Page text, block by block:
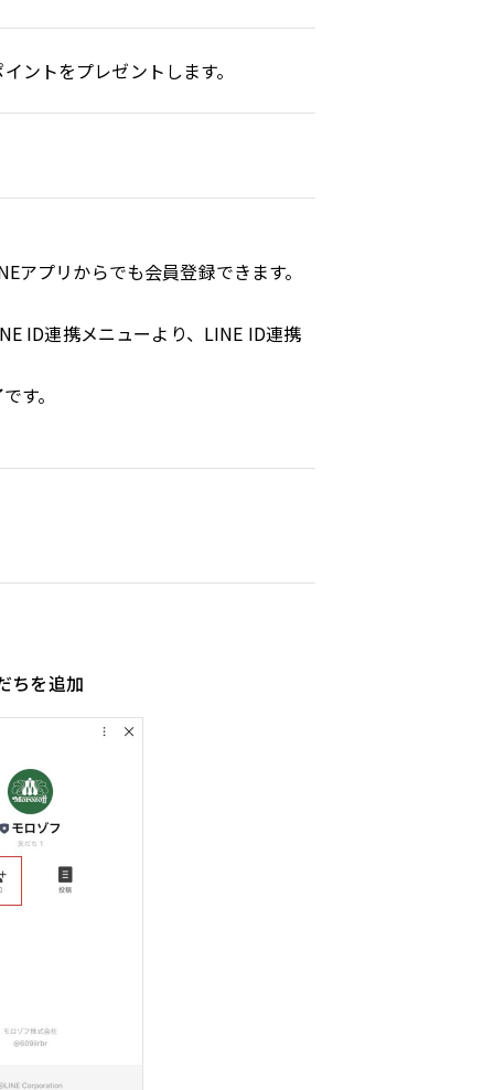
ントをプレゼントします。
アプリからでも会員登録できます。
ID連携メニューより、LINE ID連携
す。
ちを追加